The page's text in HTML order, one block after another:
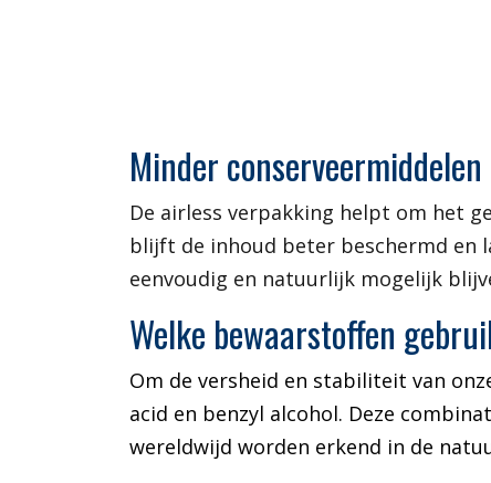
Minder
De airless verpakking helpt om het
blijft de inhoud beter beschermd en
eenvoudig en natuurlijk mogelijk
Welke bewaarstoffen
Om de versheid en stabiliteit van
acid en benzyl alcohol. Deze
wereldwijd worden erkend in de